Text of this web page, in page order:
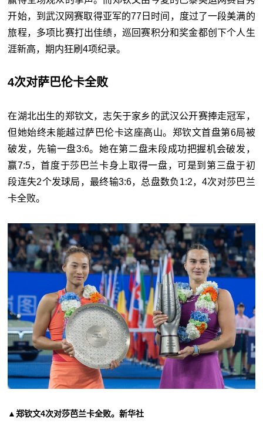
开始，到武汉网赛取得亚军的77日时间，度过了一段美满的
旅程，多项比赛打出佳绩，巡回赛积分和奖金都创下个人生
涯新高，期内狂刷4项纪录。
4次对萨巴伦卡全败
在湖北出生的郑钦文，志矢于家乡的武汉公开赛捧走冠军，
但她始终未能越过萨巴伦卡这座高山。郑钦文首盘第6局被
破发，先输一盘3:6。她在第二盘未段成功把握机会破发，
赢7:5，首度于莎巴兰卡身上取得一盘，可是到第三盘于初
段连失2个发球局，最终输3:6，总盘数负1:2，4次对莎巴兰
卡全败。
▲郑钦文4次对莎芭兰卡全败。新华社